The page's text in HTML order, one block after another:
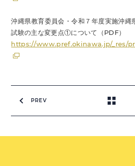
沖縄県教育委員会・令和７年度実施沖縄
試験の主な変更点①について（PDF）
https://www.pref.okinawa.jp/_res/
PREV